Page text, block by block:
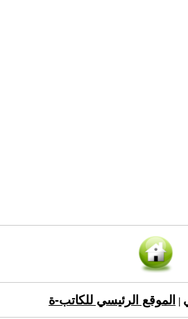
الموقع الرئيسي للكاتب-ة